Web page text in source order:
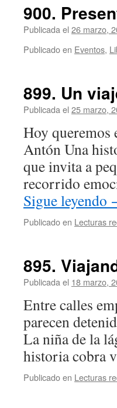
900.
Publicada el 26 marzo,
Publicado en Eventos,
899. Un
Publicada el 25 marzo,
Hoy queremos
Antón Una
que invita a
recorrido
Sigue leyendo
Publicado en Lecturas
895.
Publicada el 18 marzo,
Entre calles
parecen
La niña de la
historia cobra
Publicado en Lecturas